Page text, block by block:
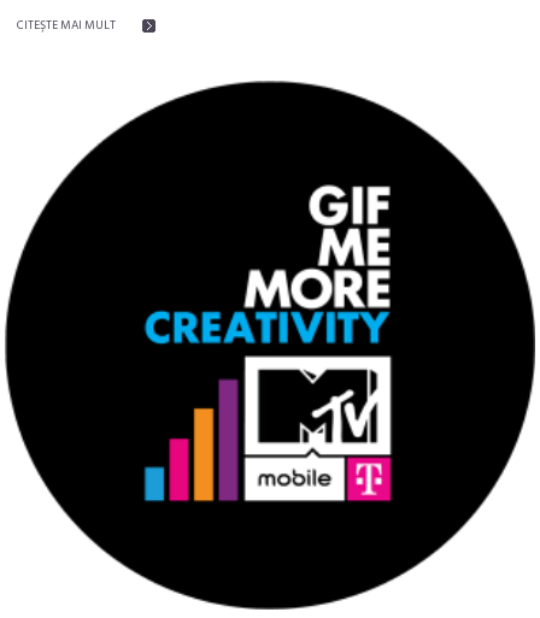
CITEŞTE MAI MULT